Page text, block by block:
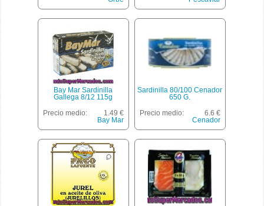
Bay Mar Sardinilla
Gallega 8/12 115g
Precio medio:
1.49 €
Bay Mar
Sardinilla 80/100 Cenador
650 G.
Precio medio:
6.6 €
Cenador